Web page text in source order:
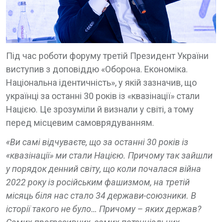
Під час роботи форуму третій Президент України
виступив з доповіддю «Оборона. Економіка.
Національна ідентичність», у якій зазначив, що
українці за останні 30 років із «квазінації» стали
Нацією. Це зрозуміли й визнали у світі, а тому
перед місцевим самоврядуванням.
«Ви самі відчуваєте, що за останні 30 років із
«квазінації» ми стали Нацією. Причому так зайшли
у порядок денний світу, що коли почалася війна
2022 року із російським фашизмом, на третій
місяць біля нас стало 34 держави-союзники. В
історії такого не було… Причому – яких держав?